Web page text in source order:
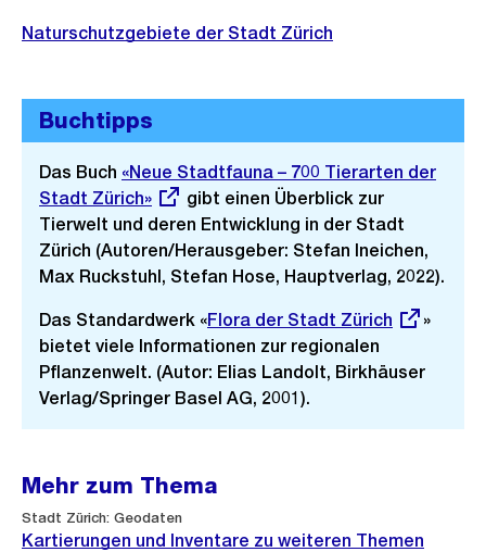
Naturschutzgebiete der Stadt Zürich
Buchtipps
Das Buch Externer
Link:
«Neue Stadtfauna – 700 Tierarten der
Stadt Zürich»
gibt einen Überblick zur
Tierwelt und deren Entwicklung in der Stadt
Zürich (Autoren/Herausgeber: Stefan Ineichen,
Max Ruckstuhl, Stefan Hose, Hauptverlag, 2022).
Das Standardwerk «Externer
Link:
Flora der Stadt Zürich
»
bietet viele Informationen zur regionalen
Pflanzenwelt. (Autor: Elias Landolt, Birkhäuser
Verlag/Springer Basel AG, 2001).
Mehr zum Thema
Stadt Zürich: Geodaten
Kartierungen und Inventare zu weiteren Themen